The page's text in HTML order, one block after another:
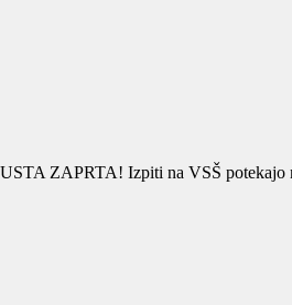
ZAPRTA! Izpiti na VSŠ potekajo